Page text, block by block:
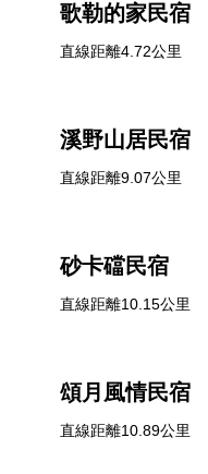
歌勒的家民宿
直線距離4.72公里
溪野山居民宿
直線距離9.07公里
砂卡礑民宿
直線距離10.15公里
頌月風情民宿
直線距離10.89公里